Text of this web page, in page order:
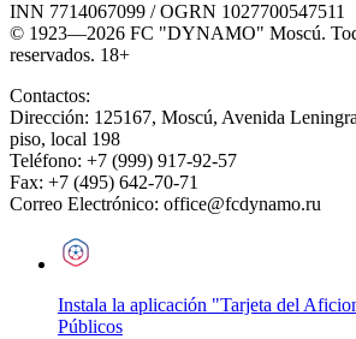
INN 7714067099 / OGRN 1027700547511
© 1923—2026 FC "DYNAMO" Moscú.
reservados. 18+
Contactos:
Dirección: 125167, Moscú, Avenida
piso, local 198
Teléfono: +7 (999) 917-92-57
Fax: +7 (495) 642-70-71
Correo Electrónico: office@fcdynamo.ru
Instala la aplicación "Tarjeta del
Públicos